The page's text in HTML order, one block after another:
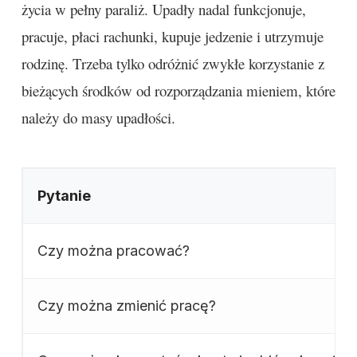
życia w pełny paraliż. Upadły nadal funkcjonuje,
pracuje, płaci rachunki, kupuje jedzenie i utrzymuje
rodzinę. Trzeba tylko odróżnić zwykłe korzystanie z
bieżących środków od rozporządzania mieniem, które
należy do masy upadłości.
Pytanie
Czy można pracować?
Czy można zmienić pracę?